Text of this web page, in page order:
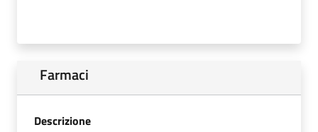
Farmaci
Descrizione